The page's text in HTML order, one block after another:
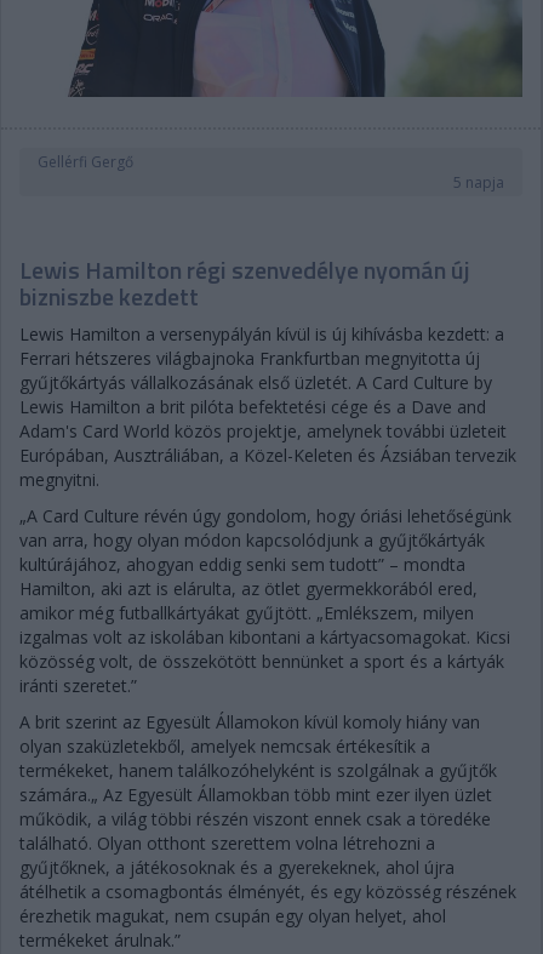
Gellérfi Gergő
5 napja
Lewis Hamilton régi szenvedélye nyomán új
bizniszbe kezdett
Lewis Hamilton a versenypályán kívül is új kihívásba kezdett: a
Ferrari hétszeres világbajnoka Frankfurtban megnyitotta új
gyűjtőkártyás vállalkozásának első üzletét. A Card Culture by
Lewis Hamilton a brit pilóta befektetési cége és a Dave and
Adam's Card World közös projektje, amelynek további üzleteit
Európában, Ausztráliában, a Közel-Keleten és Ázsiában tervezik
megnyitni.
„A Card Culture révén úgy gondolom, hogy óriási lehetőségünk
van arra, hogy olyan módon kapcsolódjunk a gyűjtőkártyák
kultúrájához, ahogyan eddig senki sem tudott” – mondta
Hamilton, aki azt is elárulta, az ötlet gyermekkorából ered,
amikor még futballkártyákat gyűjtött. „Emlékszem, milyen
izgalmas volt az iskolában kibontani a kártyacsomagokat. Kicsi
közösség volt, de összekötött bennünket a sport és a kártyák
iránti szeretet.”
A brit szerint az Egyesült Államokon kívül komoly hiány van
olyan szaküzletekből, amelyek nemcsak értékesítik a
termékeket, hanem találkozóhelyként is szolgálnak a gyűjtők
számára.„ Az Egyesült Államokban több mint ezer ilyen üzlet
működik, a világ többi részén viszont ennek csak a töredéke
található. Olyan otthont szerettem volna létrehozni a
gyűjtőknek, a játékosoknak és a gyerekeknek, ahol újra
átélhetik a csomagbontás élményét, és egy közösség részének
érezhetik magukat, nem csupán egy olyan helyet, ahol
termékeket árulnak.”